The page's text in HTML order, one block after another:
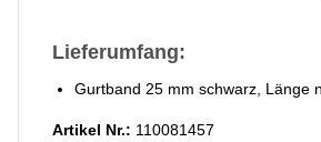
Lieferumfang:
Gurtband 25 mm schwarz, Länge
Artikel Nr.: 110081457